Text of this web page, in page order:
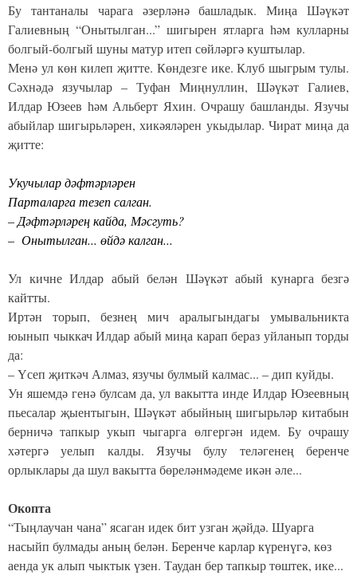
Бу тантаналы чарага әзерләнә башладык. Миңа Шәүкәт
Галиевның “Онытылган...” шигырен ятларга һәм кулларны
болгый-болгый шуны матур итеп сөйләргә куштылар.
Менә ул көн килеп җитте. Көндезге ике. Клуб шыгрым тулы.
Сәхнәдә язучылар – Туфан Миңнуллин, Шәүкәт Галиев,
Илдар Юзеев һәм Альберт Яхин. Очрашу башланды. Язучы
абыйлар шигырьләрен, хикәяләрен укыдылар. Чират миңа да
җитте:
Укучылар дәфтәрләрен
Парталарга тезеп салган.
– Дәфтәрләрең кайда, Мәсгуть?
– Онытылган... өйдә калган...
Ул кичне Илдар абый белән Шәүкәт абый кунарга безгә
кайтты.
Иртән торып, безнең мич аралыгындагы умывальникта
юынып чыккач Илдар абый миңа карап бераз уйланып торды
да:
– Үсеп җиткәч Алмаз, язучы булмый калмас... – дип куйды.
Ун яшемдә генә булсам да, ул вакытта инде Илдар Юзеевның
пьесалар җыентыгын, Шәүкәт абыйның шигырьләр китабын
берничә тапкыр укып чыгарга өлгергән идем. Бу очрашу
хәтергә уелып калды. Язучы булу теләгенең беренче
орлыклары да шул вакытта бөреләнмәдеме икән әле...
Окопта
“Тыңлаучан чана” ясаган идек бит узган җәйдә. Шуарга
насыйп булмады аның белән. Беренче карлар күренүгә, көз
аенда ук алып чыктык үзен. Таудан бер тапкыр төштек, ике...